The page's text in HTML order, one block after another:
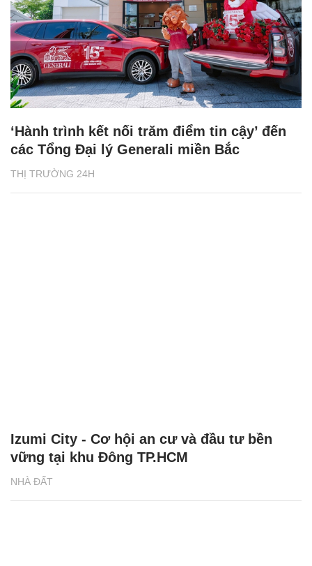
THỊ TRƯỜNG 24H
‘Hành trình kết nối trăm điểm tin cậy’ đến
các Tổng Đại lý Generali miền Bắc
NHÀ ĐẤT
Izumi City - Cơ hội an cư và đầu tư bền
vững tại khu Đông TP.HCM